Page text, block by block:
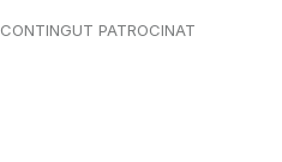
CONTINGUT PATROCINAT